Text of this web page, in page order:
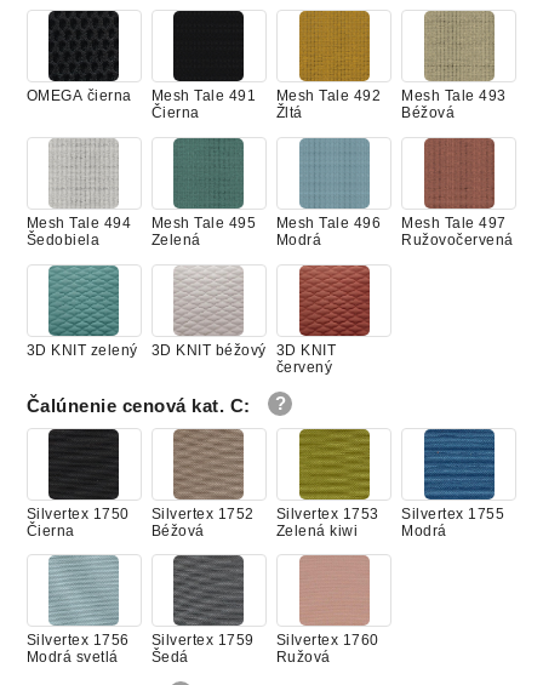
OMEGA čierna
Mesh Tale 491
Čierna
Mesh Tale 492
Žltá
Mesh Tale 493
Béžová
Mesh Tale 494
Šedobiela
Mesh Tale 495
Zelená
Mesh Tale 496
Modrá
Mesh Tale 497
Ružovočervená
3D KNIT zelený 3D KNIT béžový
3D KNIT
červený
Čalúnenie cenová kat. C:
Silvertex 1750
Čierna
Silvertex 1752
Béžová
Silvertex 1753
Zelená kiwi
Silvertex 1755
Modrá
Silvertex 1756
Modrá svetlá
Silvertex 1759
Šedá
Silvertex 1760
Ružová